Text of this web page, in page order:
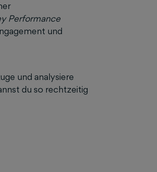
Performance
und
und analysiere
du so rechtzeitig